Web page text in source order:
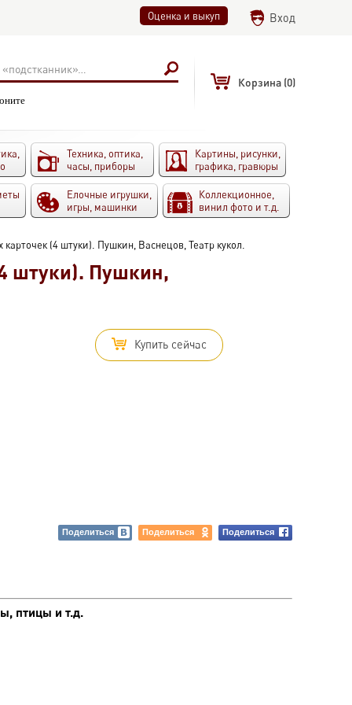
Оценка и выкуп Вход
Корзина (0)
Техника, оптика,
часы, приборы
Картины, рисунки,
графика, гравюры
Елочные игрушки,
игры, машинки
Коллекционное,
винил фото и т.д.
карточек (4 штуки). Пушкин, Васнецов, Театр кукол.
штуки). Пушкин,
Купить сейчас
Поделиться Поделиться Поделиться
птицы и т.д.